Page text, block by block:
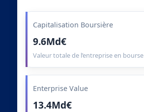
Capitalisation Boursière
9.6Md€
Valeur totale de l’entreprise en bourse
Enterprise Value
13.4Md€